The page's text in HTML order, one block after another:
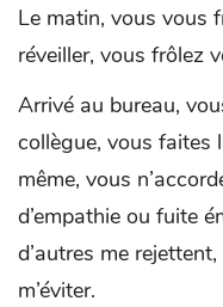
Le matin, vous vous
réveiller, vous frôlez
Arrivé au bureau,
collègue, vous faites
même, vous
d’empathie ou fuite
d’autres me
m’éviter.